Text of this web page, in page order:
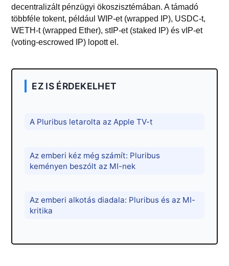
decentralizált pénzügyi ökoszisztémában. A támadó
többféle tokent, például WIP-et (wrapped IP), USDC-t,
WETH-t (wrapped Ether), stIP-et (staked IP) és vIP-et
(voting-escrowed IP) lopott el.
EZ IS ÉRDEKELHET
A Pluribus letarolta az Apple TV-t
Az emberi kéz még számít: Pluribus
keményen beszólt az MI-nek
Az emberi alkotás diadala: Pluribus és az MI-
kritika